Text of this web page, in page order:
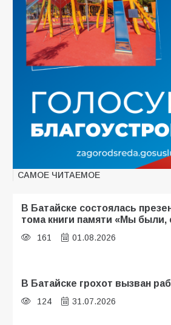
САМОЕ ЧИТАЕМОЕ
В Батайске состоялась
тома книги памяти «Мы были,
161 01.08.2026
В Батайске грохот вызван
124 31.07.2026